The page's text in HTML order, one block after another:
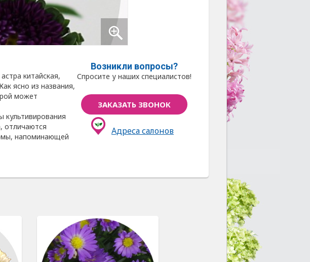
китайская,
ясно из названия,
может
отличаются
напоминающей
Возникли вопросы?
Спросите у наших специалистов!
ЗАКАЗАТЬ ЗВОНОК
Адреса салонов